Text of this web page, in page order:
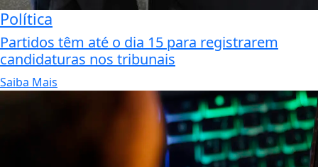
Política
Partidos têm até o dia 15 para registrarem
candidaturas nos tribunais
Saiba Mais